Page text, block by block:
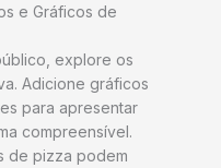
e Gráficos de
explore os
Adicione gráficos
para apresentar
compreensível.
de pizza podem